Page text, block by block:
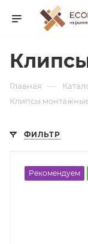
Главная —
Клипсы
ФИЛЬТР
Рекомендуем